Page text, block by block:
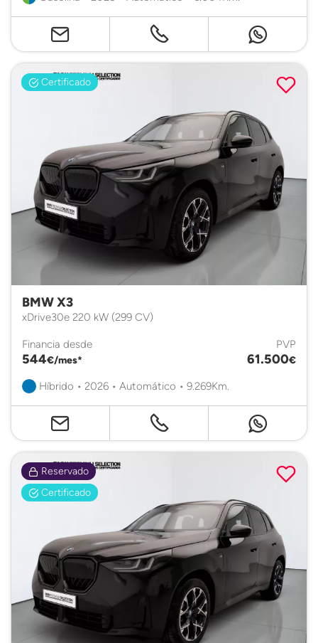
Certificado
BMW X3
xDrive30e 220 kW (299 CV)
Financia desde
544€/mes*
PVP
61.500€
Híbrido • 2026 • Automático • 9.269Km.
Reservado
Certificado